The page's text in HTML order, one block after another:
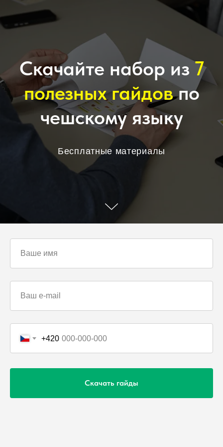
Скачайте набор из7
полезных гайдовпо
чешскому языку
Бесплатные материалы
+420
Скачать гайды